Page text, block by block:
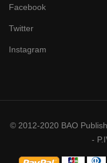
Facebook
Twitter
Instagram
© 2012-2020 BAO
-